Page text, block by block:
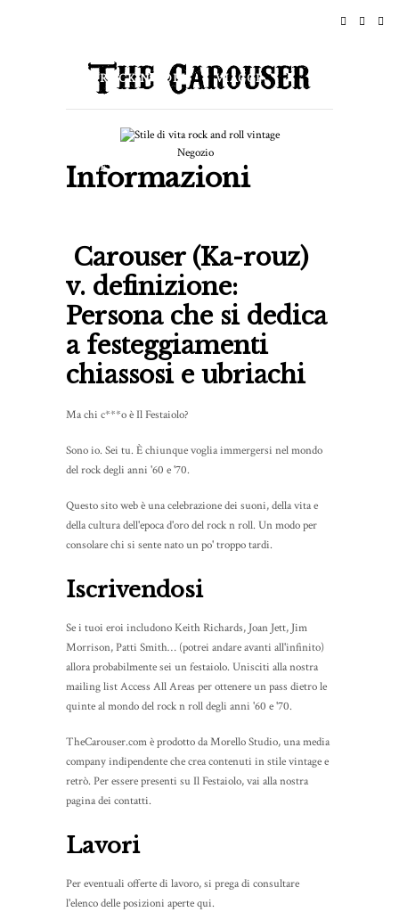
ROCK N ROLL VIAGGI
EVENTI
Negozio
INFORMAZIONI
Informazioni
Carouser (Ka-rouz)
v. definizione:
Persona che si dedica
a festeggiamenti
chiassosi e ubriachi
Ma chi c***o è Il Festaiolo?
Sono io. Sei tu. È chiunque voglia immergersi nel mondo
del rock degli anni '60 e '70.
Questo sito web è una celebrazione dei suoni, della vita e
della cultura dell'epoca d'oro del rock n roll. Un modo per
consolare chi si sente nato un po' troppo tardi.
Iscrivendosi
Se i tuoi eroi includono Keith Richards, Joan Jett, Jim
Morrison, Patti Smith… (potrei andare avanti all'infinito)
allora probabilmente sei un festaiolo. Unisciti alla nostra
mailing list Access All Areas per ottenere un pass dietro le
quinte al mondo del rock n roll degli anni '60 e '70.
TheCarouser.com è prodotto da Morello Studio, una media
company indipendente che crea contenuti in stile vintage e
retrò. Per essere presenti su Il Festaiolo, vai alla nostra
pagina dei contatti.
Lavori
Per eventuali offerte di lavoro, si prega di consultare
l'elenco delle posizioni aperte qui.